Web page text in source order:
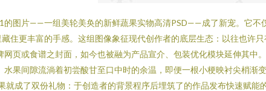
图片——一组美轮美奂的新鲜蔬果实物高清PSD——成了新宠。它不
住更丰富的手感。这组图像象征现代创作者的底层生态：以往也许
页或食谱之封面，如今也被融为产品宣介、包装优化模块延伸其
果间隙流淌着初尝酸甘至口中时的余温，即便一根小梗映衬尖梢渐
就成了双份礼物：于创造者的背景程序后埋筑了的作品发布快速赋